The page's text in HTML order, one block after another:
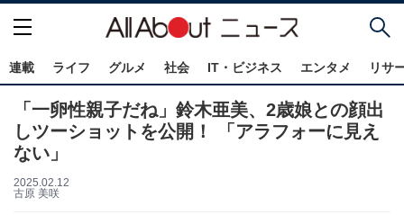
連載 ライフ グルメ 社会 IT・ビジネス エンタメ リサ
「一卵性親子だね」鈴木亜美、2歳娘との顔出
しツーショットを公開！ 「アラフォーに見え
ない」
2025.02.12
古原 美咲